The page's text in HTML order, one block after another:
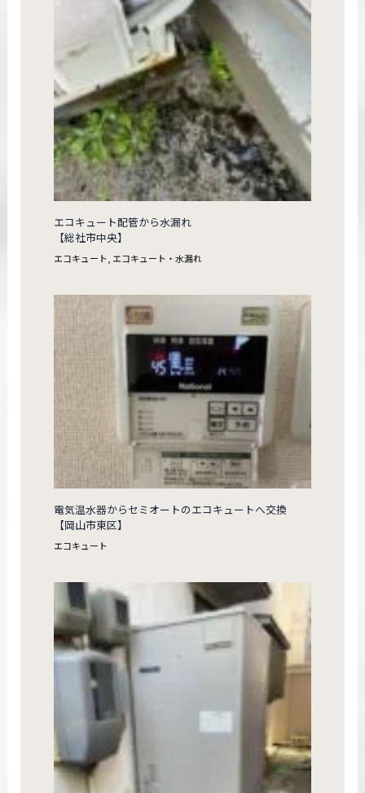
エコキュート配管から水漏れ
【総社市中央】
エコキュート エコキュート・水漏れ
電気温水器からセミオートのエコキュートへ交換
【岡山市東区】
エコキュート